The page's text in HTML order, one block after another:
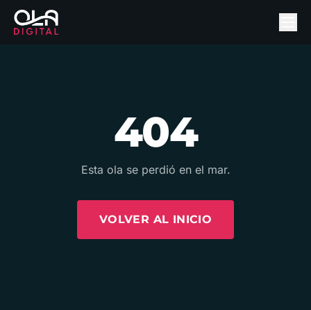
404
Esta ola se perdió en el mar.
VOLVER AL INICIO